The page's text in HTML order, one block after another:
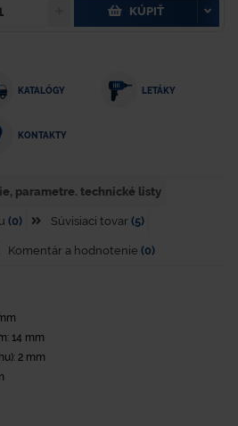
KÚPIŤ
KATALÓGY LETÁKY
KONTAKTY
parametre. technické listy
(0) Súvisiaci tovar (5)
Komentár a hodnotenie (0)
14 mm
2 mm